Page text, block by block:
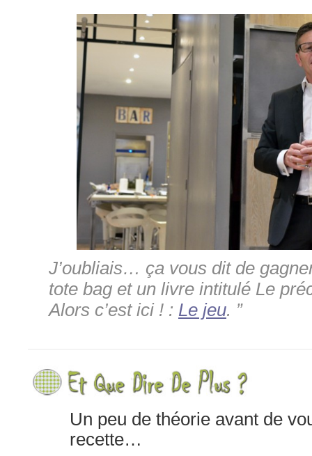
J’oubliais… ça vous dit de
tote bag et un livre intitulé Le
Alors c’est ici ! : Le jeu. ”
Un peu de théorie avant de
recette…